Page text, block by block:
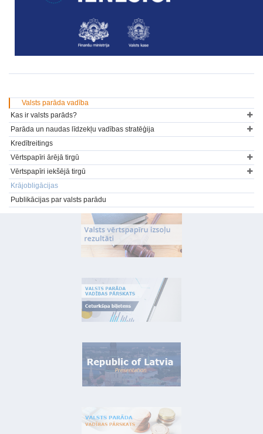
Valsts parāda vadība
Kas ir valsts parāds?
Parāda un naudas līdzekļu vadības stratēģija
Kredītreitings
Vērtspapīri ārējā tirgū
Vērtspapīri iekšējā tirgū
Krājobligācijas
Publikācijas par valsts parādu